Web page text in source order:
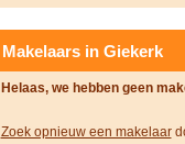
Makelaars in Giekerk
Helaas, we hebben geen
Zoek opnieuw een makelaar